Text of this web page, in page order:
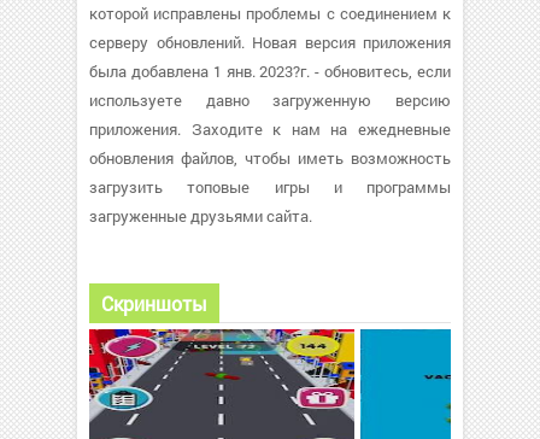
которой исправлены проблемы с соединением к
серверу обновлений. Новая версия приложения
была добавлена 1 янв. 2023?г. - обновитесь, если
используете давно загруженную версию
приложения. Заходите к нам на ежедневные
обновления файлов, чтобы иметь возможность
загрузить топовые игры и программы
загруженные друзьями сайта.
Скриншоты